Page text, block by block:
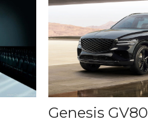
Genesis GV80